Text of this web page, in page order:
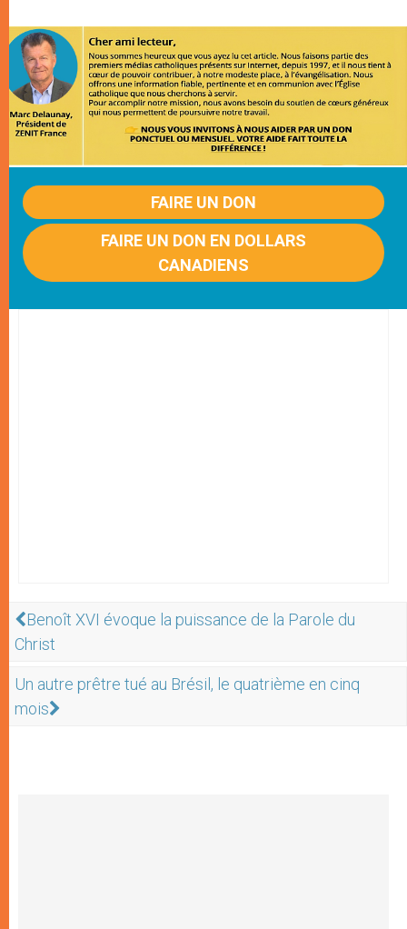
FAIRE UN DON
FAIRE UN DON EN DOLLARS
CANADIENS
Benoît XVI évoque la puissance de la Parole du
Christ
Un autre prêtre tué au Brésil, le quatrième en cinq
mois